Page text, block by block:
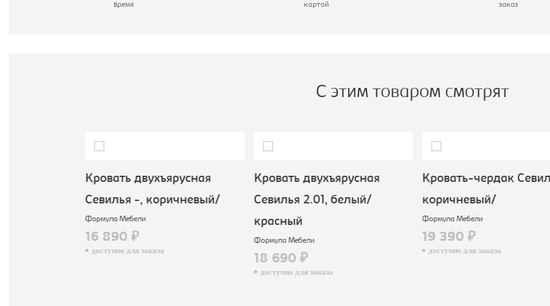
время
картой
заказ
С этим товаром смотрят
Кровать двухъярусная
Севилья -, коричневый/
Формула Мебели
16 890 ₽
доступно для заказа
Кровать двухъярусная
Севилья 2.01, белый/
красный
Формула Мебели
18 690 ₽
доступно для заказа
Кровать-чердак
коричневый/
Формула Мебели
19 390 ₽
доступно для заказа